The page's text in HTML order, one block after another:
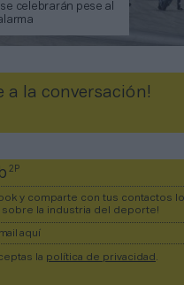
celebrarán pese al
a la conversación!
2P
y comparte con tus contactos
sobre la industria del deporte!
la política de privacidad